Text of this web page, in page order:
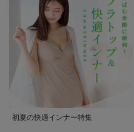
初夏の快適インナー特集